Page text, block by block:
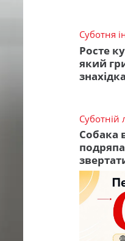
Суботня
Росте
який
знахідка
Суботній
Собака